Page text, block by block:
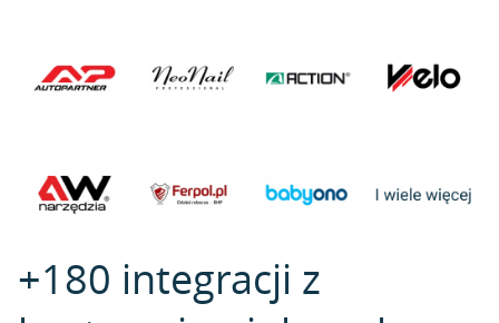
+180 integracji z